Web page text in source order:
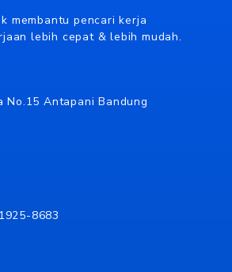
membantu pencari kerja
lebih cepat & lebih mudah.
No.15 Antapani Bandung
8683